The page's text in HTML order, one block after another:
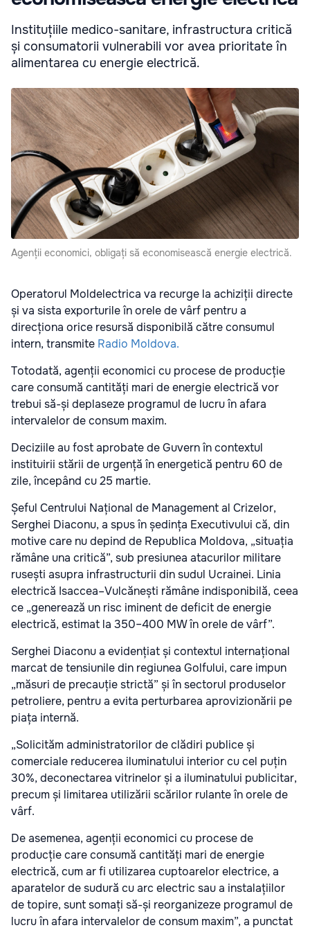
Instituțiile medico-sanitare, infrastructura critică
și consumatorii vulnerabili vor avea prioritate în
alimentarea cu energie electrică.
Agenții economici, obligați să economisească energie electrică.
Operatorul Moldelectrica va recurge la achiziții directe
și va sista exporturile în orele de vârf pentru a
direcționa orice resursă disponibilă către consumul
intern, transmite Radio Moldova.
Totodată, agenții economici cu procese de producție
care consumă cantități mari de energie electrică vor
trebui să-și deplaseze programul de lucru în afara
intervalelor de consum maxim.
Deciziile au fost aprobate de Guvern în contextul
instituirii stării de urgență în energetică pentru 60 de
zile, începând cu 25 martie.
Șeful Centrului Național de Management al Crizelor,
Serghei Diaconu, a spus în ședința Executivului că, din
motive care nu depind de Republica Moldova, „situația
rămâne una critică”, sub presiunea atacurilor militare
rusești asupra infrastructurii din sudul Ucrainei. Linia
electrică Isaccea–Vulcănești rămâne indisponibilă, ceea
ce „generează un risc iminent de deficit de energie
electrică, estimat la 350–400 MW în orele de vârf”.
Serghei Diaconu a evidențiat și contextul internațional
marcat de tensiunile din regiunea Golfului, care impun
„măsuri de precauție strictă” și în sectorul produselor
petroliere, pentru a evita perturbarea aprovizionării pe
piața internă.
„Solicităm administratorilor de clădiri publice și
comerciale reducerea iluminatului interior cu cel puțin
30%, deconectarea vitrinelor și a iluminatului publicitar,
precum și limitarea utilizării scărilor rulante în orele de
vârf.
De asemenea, agenții economici cu procese de
producție care consumă cantități mari de energie
electrică, cum ar fi utilizarea cuptoarelor electrice, a
aparatelor de sudură cu arc electric sau a instalațiilor
de topire, sunt somați să-și reorganizeze programul de
lucru în afara intervalelor de consum maxim”, a punctat